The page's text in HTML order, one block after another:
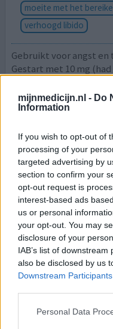
mijnmedicijn.nl - Do
Information
If you wish to opt-out of
processing of your
targeted advertising by
section to confirm your
opt-out request is
interest-based ads
us or personal
your opt-out. You may
disclosure of your
IAB’s list of
also be disclosed by us
Downstream Participants
Personal Data
moeite met het
verhoogd libido
Gebruikt voor angst
Gestart met 10 mg
angstklachten maar
Zeer verhoogd libido
tinnitus en
Zeer vreemd[lees
geef mening
Citalopram
22-05-2025 | Vrouw | 19
citalopram (30mg)
Angststoornis
Bijwerkingen